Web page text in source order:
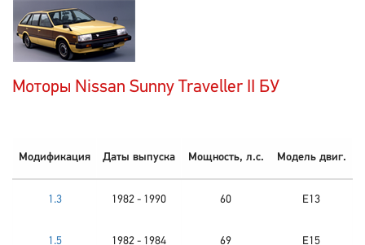
Моторы Nissan Sunny Traveller II БУ
Модификация Даты выпуска Мощность, л.с. Модель двиг.
1.3 1982 - 1990 60 E13
1.5 1982 - 1984 69 E15